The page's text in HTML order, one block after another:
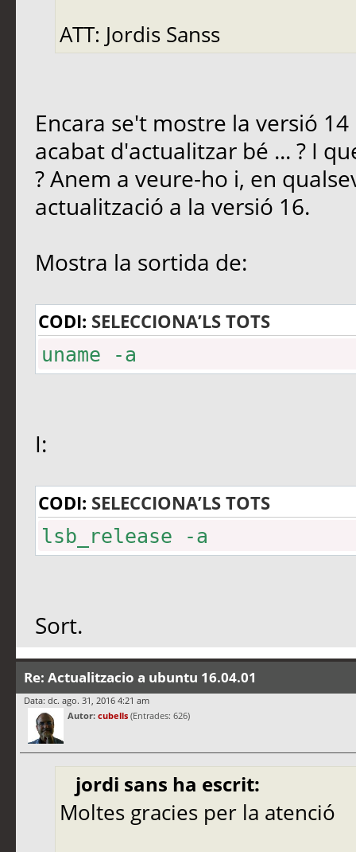
ATT: Jordis Sanss
Encara se't mostre la versió
acabat d'actualitzar bé ... ? I
? Anem a veure-ho i, en
actualització a la versió 16.
Mostra la sortida de:
CODI: SELECCIONA’LS TOTS
uname -a
I:
CODI: SELECCIONA’LS TOTS
lsb_release -a
Sort.
Re: Actualitzacio a ubuntu 16.04.01
Data: dc. ago. 31, 2016 4:21 am
Autor: cubells (Entrades: 626)
jordi sans ha escrit:
Moltes gracies per la atenció